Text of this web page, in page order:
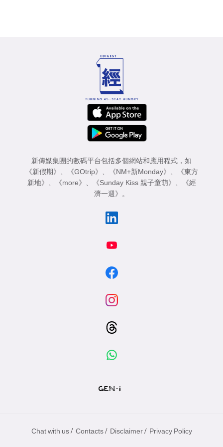
新傳媒集團的數碼平台包括多個網站和應用程式，如
《新假期》
《GOtrip》 《NM+新Monday》
《東方
新地》
《more》 《Sunday Kiss 親子童萌》
《經
濟一週》
。
Chat with us / Contacts / Disclaimer / Privacy Policy